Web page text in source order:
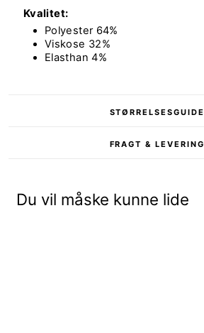
Kvalitet:
Polyester 64%
Viskose 32%
Elasthan 4%
STØRRELSESGUIDE
FRAGT & LEVERING
Du vil måske kunne lide